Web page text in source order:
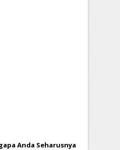
Anda Seharusnya